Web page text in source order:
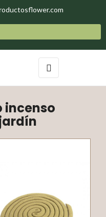
Navegación
de
palanca
☰
incenso